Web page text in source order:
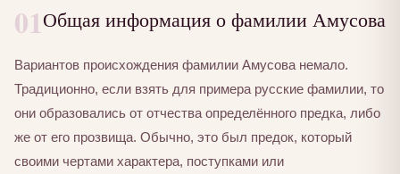
01Общая информация о фамилии Амусова
Вариантов происхождения фамилии Амусова немало.
Традиционно, если взять для примера русские фамилии, то
они образовались от отчества определённого предка, либо
же от его прозвища. Обычно, это был предок, который
своими чертами характера, поступками или